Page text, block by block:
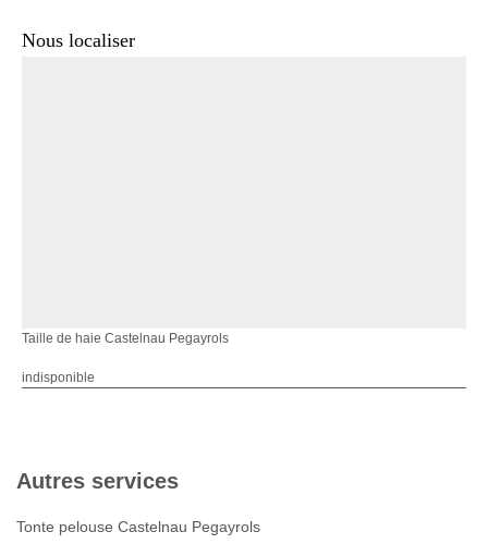
Nous localiser
Taille de haie Castelnau Pegayrols
indisponible
Autres services
Tonte pelouse Castelnau Pegayrols